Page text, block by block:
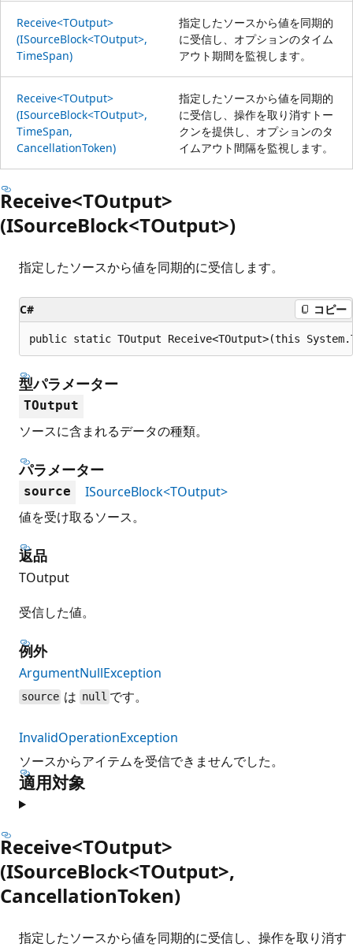
Receive<TOutput>
(ISourceBlock<TOutput>,
TimeSpan)
指定したソースから値を同期的
に受信し、オプションのタイム
アウト期間を監視します。
Receive<TOutput>
(ISourceBlock<TOutput>,
TimeSpan,
CancellationToken)
指定したソースから値を同期的
に受信し、操作を取り消すトー
クンを提供し、オプションのタ
イムアウト間隔を監視します。
Receive<TOutput>
(ISourceBlock<TOutput>)
指定したソースから値を同期的に受信します。
C# コピー
public static TOutput Receive<TOutput>(this
型パラメーター
TOutput
ソースに含まれるデータの種類。
パラメーター
source
ISourceBlock<TOutput>
値を受け取るソース。
返品
TOutput
受信した値。
例外
ArgumentNullException
source は null です。
InvalidOperationException
ソースからアイテムを受信できませんでした。
適用対象
Receive<TOutput>
(ISourceBlock<TOutput>,
CancellationToken)
指定したソースから値を同期的に受信し、操作を取り消す